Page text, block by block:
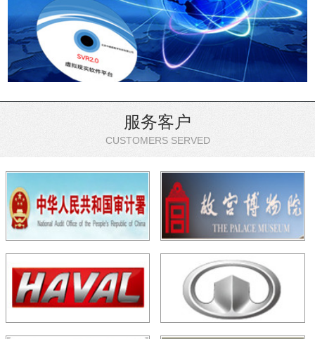
服务客户
CUSTOMERS SERVED